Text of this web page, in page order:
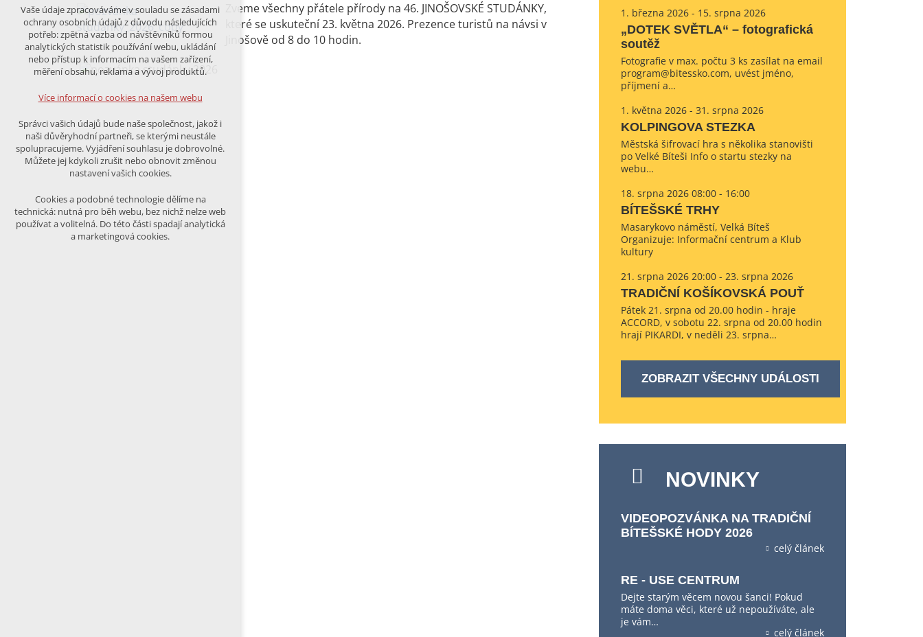
Zveme všechny přátele přírody na 46. JINOŠOVSKÉ STUDÁNKY,
které se uskuteční 23. května 2026. Prezence turistů na návsi v
Jinošově od 8 do 10 hodin.
1. března 2026 - 15. srpna 2026
„DOTEK SVĚTLA“ – fotografická
soutěž
Fotografie v max. počtu 3 ks zasílat na email
program@bitessko.com, uvést jméno,
příjmení a…
1. května 2026 - 31. srpna 2026
KOLPINGOVA STEZKA
Městská šifrovací hra s několika stanovišti
po Velké Bíteši Info o startu stezky na
webu…
18. srpna 2026 08:00 - 16:00
BÍTEŠSKÉ TRHY
Masarykovo náměstí, Velká Bíteš
Organizuje: Informační centrum a Klub
kultury
21. srpna 2026 20:00 - 23. srpna 2026
TRADIČNÍ KOŠÍKOVSKÁ POUŤ
Pátek 21. srpna od 20.00 hodin - hraje
ACCORD, v sobotu 22. srpna od 20.00 hodin
hrají PIKARDI, v neděli 23. srpna…
ZOBRAZIT VŠECHNY UDÁLOSTI
NOVINKY
VIDEOPOZVÁNKA NA TRADIČNÍ
BÍTEŠSKÉ HODY 2026
celý článek
RE - USE CENTRUM
Dejte starým věcem novou šanci! Pokud
máte doma věci, které už nepoužíváte, ale
je vám…
celý článek
Technická cookies
nutná pro provozování webu
udržení kontextu stránek (session):
případná přihlášení, volby jazyka, apod.
analytická pro anonymizované
vyhodnocení návštěvnosti
marketingová cookies (Google)
Více informací o cookies na našem webu
ODMÍTNOUT VŠE
Vaše údaje zpracováváme v souladu se zásadami
ochrany osobních údajů z důvodu následujících
potřeb: zpětná vazba od návštěvníků formou
analytických statistik používání webu, ukládání
nebo přístup k informacím na vašem zařízení,
měření obsahu, reklama a vývoj produktů.
Více informací o cookies na našem webu
Správci vašich údajů bude naše společnost, jakož i
naši důvěryhodní partneři, se kterými neustále
spolupracujeme. Vyjádření souhlasu je dobrovolné.
Můžete jej kdykoli zrušit nebo obnovit změnou
nastavení vašich cookies.
Cookies a podobné technologie dělíme na
technická: nutná pro běh webu, bez nichž nelze web
používat a volitelná. Do této části spadají analytická
a marketingová cookies.